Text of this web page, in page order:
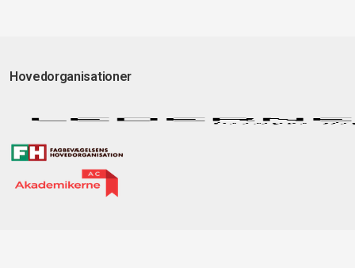
Hovedorganisationer